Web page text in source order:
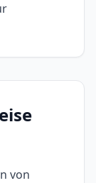
von